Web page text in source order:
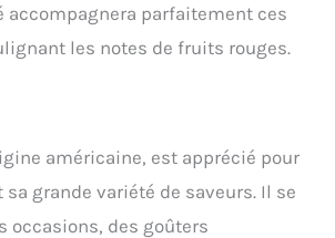
accompagnera parfaitement ces
les notes de fruits rouges.
américaine, est apprécié pour
grande variété de saveurs. Il se
occasions, des goûters